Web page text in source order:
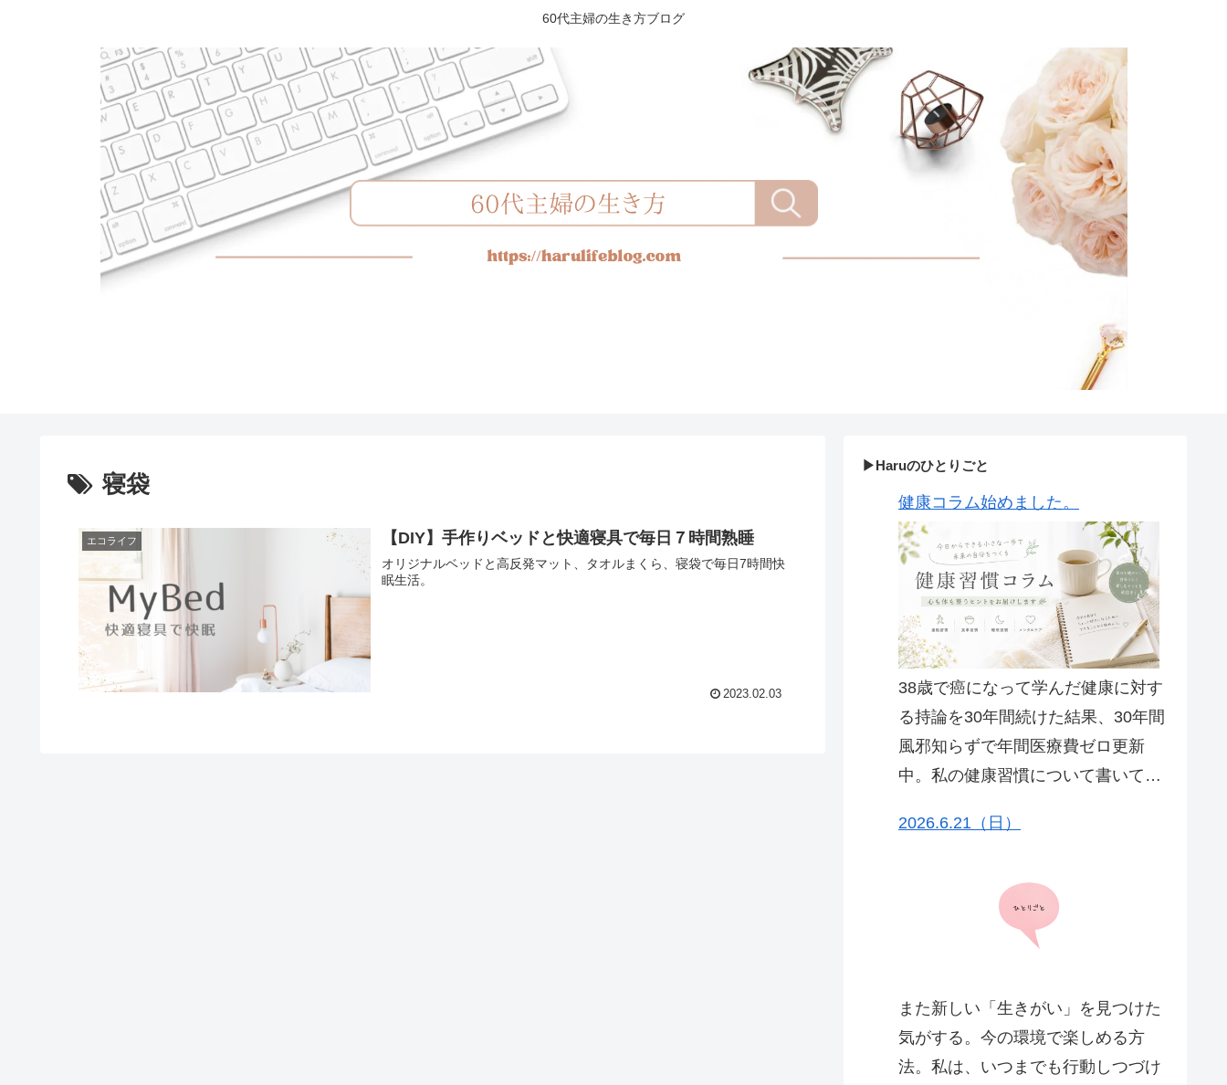
60代主婦の生き方ブログ
寝袋
エコライフ 【DIY】手作りベッドと快適寝具で毎日７時間熟睡
オリジナルベッドと高反発マット、タオルまくら、寝袋で毎日7時間快
眠生活。
2023.02.03
▶Haruのひとりごと
健康コラム始めました。
38歳で癌になって学んだ健康に対す
る持論を30年間続けた結果、30年間
風邪知らずで年間医療費ゼロ更新
中。私の健康習慣について書いてい
https://note.com/harulife60/n/n179a8
2026.6.21（日）
また新しい「生きがい」を見つけた
気がする。今の環境で楽しめる方
法。私は、いつまでも行動しつづけ